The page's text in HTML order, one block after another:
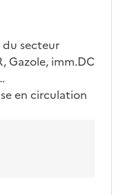
du secteur
Gazole, imm.DC
en circulation
ARD, manque
, type
vendu en